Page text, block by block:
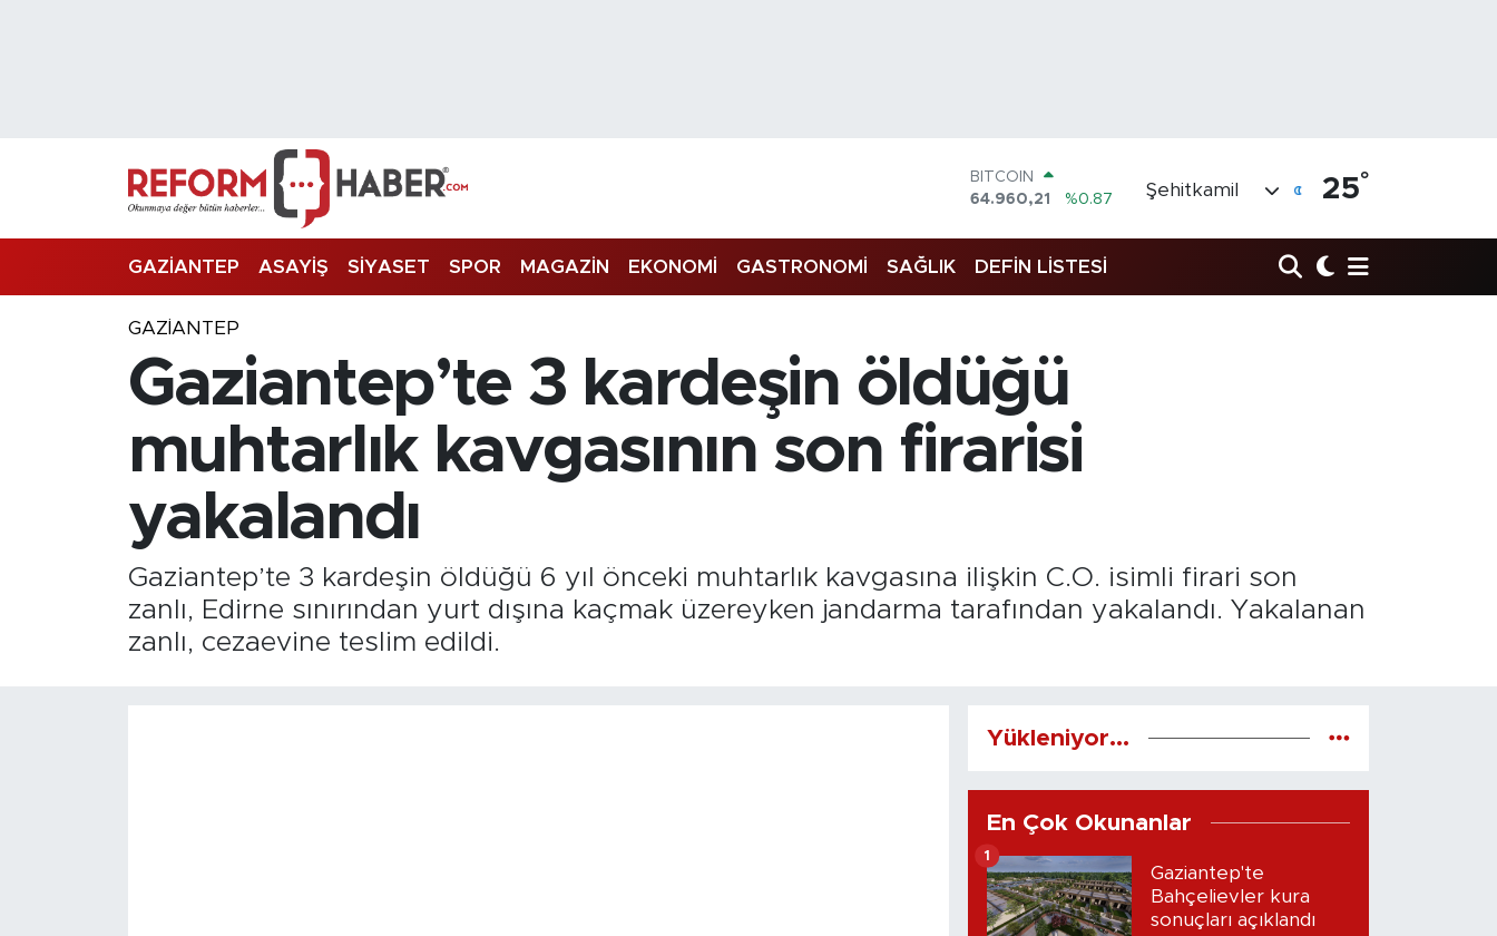
BITCOIN
64.960,21
%0.87
47,7436
%0.18
EURO
6648.99
%2.59
BİST100
13.773
Şehitkamil 25°
GAZİANTEP ASAYİŞ SİYASET SPOR MAGAZİN EKONOMİ GASTRONOMİ SAĞLIK DEFİN LİSTESİ
GAZIANTEP
Gaziantep’te 3 kardeşin öldüğü
muhtarlık kavgasının son firarisi
yakalandı
Gaziantep’te 3 kardeşin öldüğü 6 yıl önceki muhtarlık kavgasına ilişkin C.O. isimli firari son
zanlı, Edirne sınırından yurt dışına kaçmak üzereyken jandarma tarafından yakalandı. Yakalanan
zanlı, cezaevine teslim edildi.
Yükleniyor...
En Çok Okunanlar
Gaziantep'te
Bahçelievler kura
sonuçları açıklandı
1
Trafik Durumu
Süper Lig Puan Durumu ve Fikstür
Son Dakika Haberleri